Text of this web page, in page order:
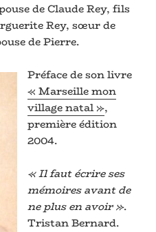
de Claude Rey, fils
Rey, sœur de
de Pierre.
Préface de son livre
« Marseille mon
village natal »,
première édition
2004.
« Il faut écrire ses
mémoires avant de
ne plus en avoir ».
Tristan Bernard.